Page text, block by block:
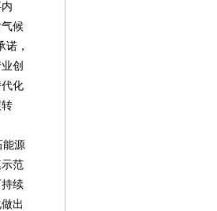
候
，
创
化
能源
范
续
出